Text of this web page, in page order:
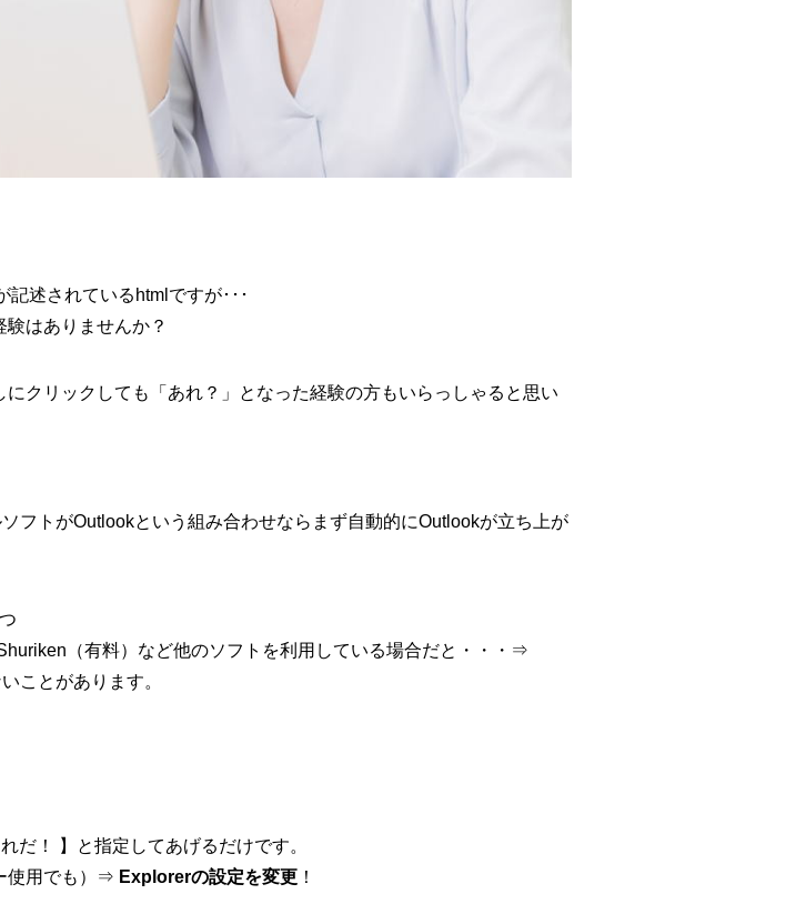
述されているhtmlですが･･･
はありませんか？
クリックしても「あれ？」となった経験の方もいらっしゃると思い
フトがOutlookという組み合わせならまず自動的にOutlookが立ち上が
（有料）など他のソフトを利用している場合だと・・・⇒
ことがあります。
だ！ 】と指定してあげるだけです。
使用でも）⇒ Explorerの設定を変更 ！